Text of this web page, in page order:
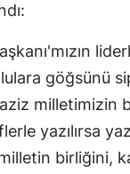
göğsünü
milletimizin
yazılırsa
birliğini,